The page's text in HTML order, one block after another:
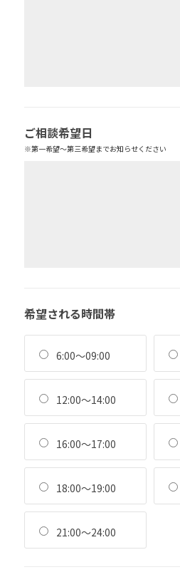
ご相談希望日
※第一希望～第三希望までお知らせください
希望される時間帯
6:00～09:00
12:00～14:00
16:00～17:00
18:00～19:00
21:00～24:00